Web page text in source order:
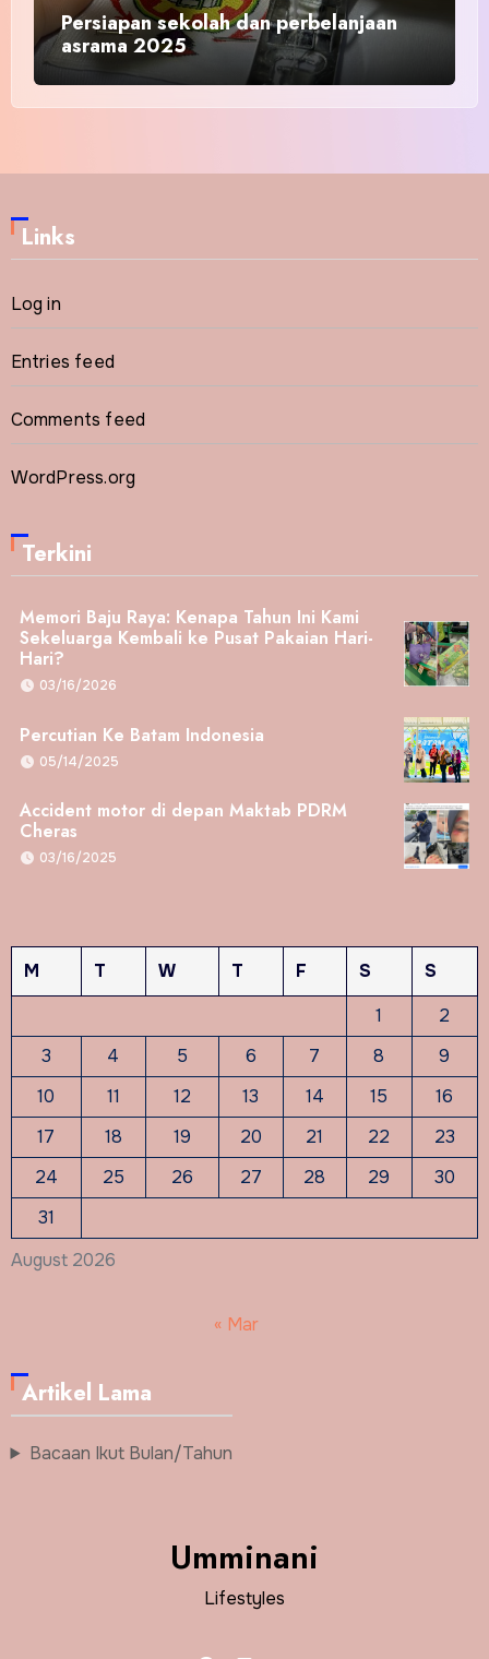
Persiapan sekolah dan perbelanjaan
asrama 2025
Links
Log in
Entries feed
Comments feed
WordPress.org
Terkini
Memori Baju Raya: Kenapa Tahun Ini Kami
Sekeluarga Kembali ke Pusat Pakaian Hari-
Hari?
03/16/2026
Percutian Ke Batam Indonesia
05/14/2025
Accident motor di depan Maktab PDRM
Cheras
03/16/2025
August 2026
M T W T F S
S
1
2
3
4 5 6 7 8
9
10
11 12 13 14 15
16
17
18 19 20 21 22
23
24
25 26 27 28 29
30
31
« Mar
Artikel Lama
Bacaan Ikut Bulan/Tahun
Umminani
Lifestyles